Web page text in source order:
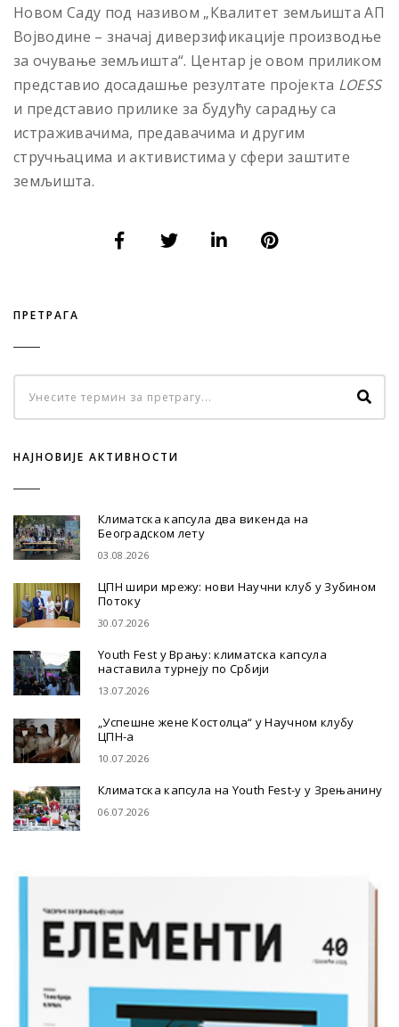
Новом Саду под називом „Квалитет земљишта АП
Војводине – значај диверзификације производње
за очување земљишта“. Центар је овом приликом
представио досадашње резултате пројекта LOESS
и представио прилике за будућу сарадњу са
истраживачима, предавачима и другим
стручњацима и активистима у сфери заштите
земљишта.
ПРЕТРАГА
НАЈНОВИЈЕ АКТИВНОСТИ
Климатска капсула два викенда на
Београдском лету
03.08.2026
ЦПН шири мрежу: нови Научни клуб у Зубином
Потоку
30.07.2026
Youth Fest у Врању: климатска капсула
наставила турнеју по Србији
13.07.2026
„Успешне жене Костолца“ у Научном клубу
ЦПН-а
10.07.2026
Климатска капсула на Youth Fest-у у Зрењанину
06.07.2026